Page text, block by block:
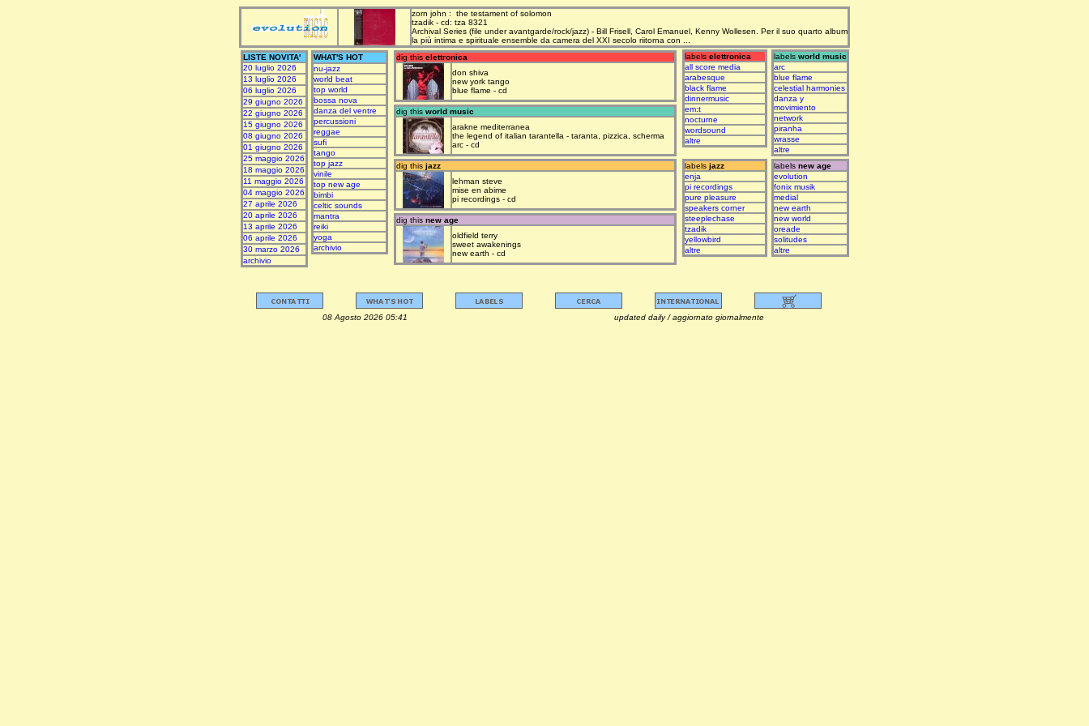
zorn john : the testament of solomon
tzadik - cd: tza 8321
Archival Series (file under avantgarde/rock/jazz) - Bill Frisell, Carol Emanuel, Kenny Wollesen. Per il suo quarto album
la più intima e spirituale ensemble da camera del XXI secolo riitorna con ...
LISTE NOVITA'
20 luglio 2026
13 luglio 2026
06 luglio 2026
29 giugno 2026
22 giugno 2026
15 giugno 2026
08 giugno 2026
01 giugno 2026
25 maggio 2026
18 maggio 2026
11 maggio 2026
04 maggio 2026
27 aprile 2026
20 aprile 2026
13 aprile 2026
06 aprile 2026
30 marzo 2026
archivio
WHAT'S HOT
nu-jazz
world beat
top world
bossa nova
danza del ventre
percussioni
reggae
sufi
tango
top jazz
vinile
top new age
bimbi
celtic sounds
mantra
reiki
yoga
archivio
dig this elettronica
don shiva
new york tango
blue flame - cd
dig this world music
arakne mediterranea
the legend of italian tarantella - taranta, pizzica, scherma
arc - cd
dig this jazz
lehman steve
mise en abime
pi recordings - cd
dig this new age
oldfield terry
sweet awakenings
new earth - cd
labels elettronica
all score media
arabesque
black flame
dinnermusic
em:t
nocturne
wordsound
altre
labels world music
arc
blue flame
celestial harmonies
danza y
movimiento
network
piranha
wrasse
altre
labels jazz
enja
pi recordings
pure pleasure
speakers corner
steeplechase
tzadik
yellowbird
altre
labels new age
evolution
fonix musik
medial
new earth
new world
oreade
solitudes
altre
08 Agosto 2026 05:41 updated daily / aggiornato giornalmente